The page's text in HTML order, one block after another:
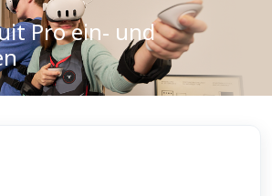
Pro ein- und